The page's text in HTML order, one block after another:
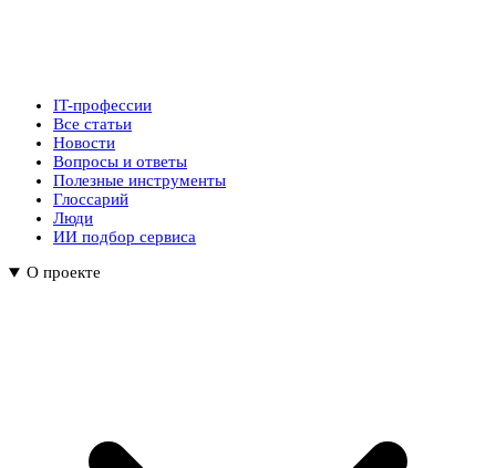
IT-профессии
Все статьи
Новости
Вопросы и ответы
Полезные инструменты
Глоссарий
Люди
ИИ подбор сервиса
О проекте